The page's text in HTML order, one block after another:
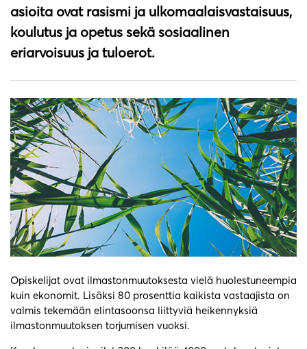
asioita ovat rasismi ja ulkomaalaisvastaisuus,
koulutus ja opetus sekä sosiaalinen
eriarvoisuus ja tuloerot.
Opiskelijat ovat ilmastonmuutoksesta vielä huolestuneempia
kuin ekonomit. Lisäksi 80 prosenttia kaikista vastaajista on
valmis tekemään elintasoonsa liittyviä heikennyksiä
ilmastonmuutoksen torjumisen vuoksi.